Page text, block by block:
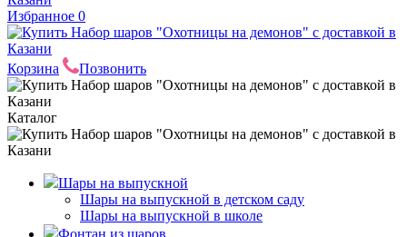
Избранное 0
Корзина Позвонить
Каталог
Шары на выпускной
Шары на выпускной в детском саду
Шары на выпускной в школе
Фонтан из шаров